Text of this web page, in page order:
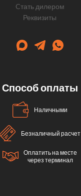
Cтать дилером
Реквизиты
Способ оплаты
Наличными
Безналичный расчет
Оплатить на месте
через терминал